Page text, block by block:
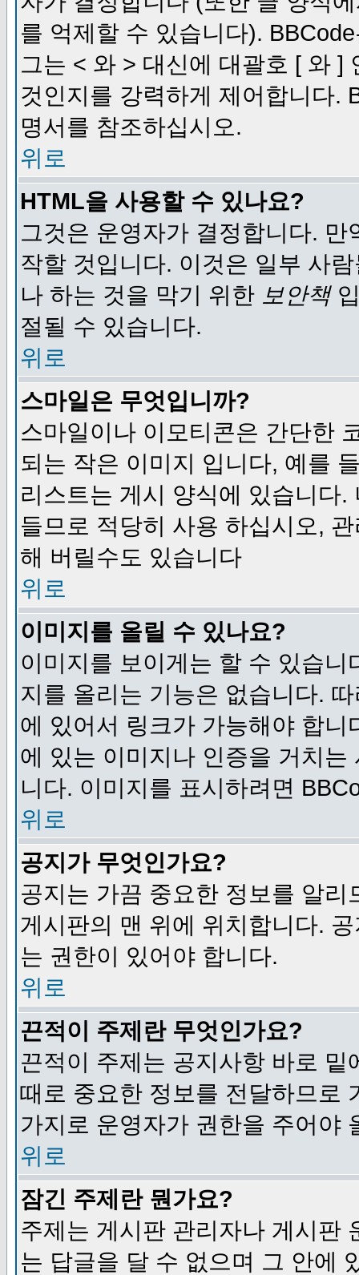
를 억제할 수 있습니다).
그는 < 와 > 대신에 대괄호 [ 와 ]
것인지를 강력하게 제어합니다.
명서를 참조하십시오.
위로
HTML을 사용할 수 있나요?
그것은 운영자가 결정합니다.
작할 것입니다. 이것은 일부 사
나 하는 것을 막기 위한 보안책
절될 수 있습니다.
위로
스마일은 무엇입니까?
스마일이나 이모티콘은 간단한
되는 작은 이미지 입니다, 예를
리스트는 게시 양식에 있습니다
들므로 적당히 사용 하십시오,
해 버릴수도 있습니다
위로
이미지를 올릴 수 있나요?
이미지를 보이게는 할 수 있습
지를 올리는 기능은 없습니다.
에 있어서 링크가 가능해야 합
에 있는 이미지나 인증을 거치
니다. 이미지를 표시하려면
위로
공지가 무엇인가요?
공지는 가끔 중요한 정보를 알
게시판의 맨 위에 위치합니다.
는 권한이 있어야 합니다.
위로
끈적이 주제란 무엇인가요?
끈적이 주제는 공지사항 바로
때로 중요한 정보를 전달하므로
가지로 운영자가 권한을 주어야
위로
잠긴 주제란 뭔가요?
주제는 게시판 관리자나 게시판
는 답글을 달 수 없으며 그 안에